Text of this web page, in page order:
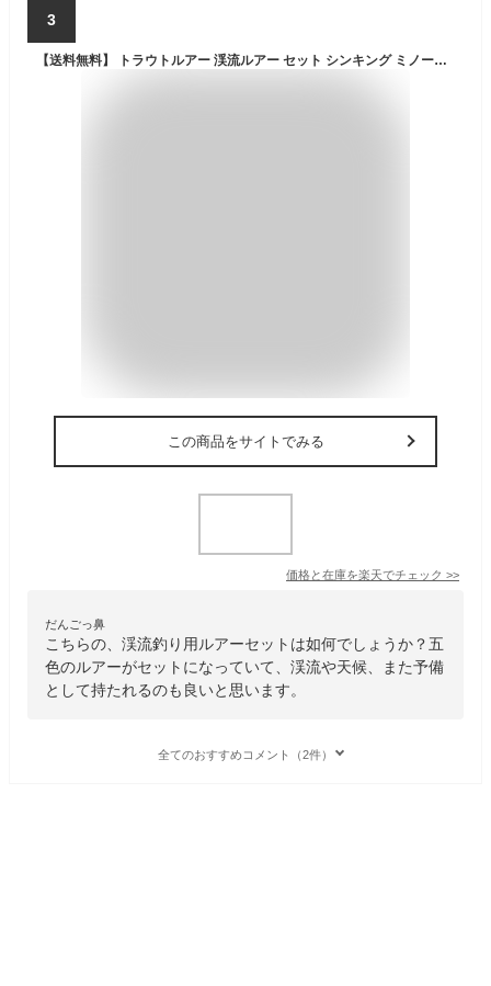
3
【送料無料】 トラウトルアー 渓流ルアー セット シンキング ミノーセット 5cm 5.5g 50mm シャッド ディープ 管釣り 管理釣場 エリアトラウト トラウト 渓流 ルアー ミノー シンキングミノー ヤマメ ニジマス イワナ サクラマス アマゴ 釣れる 本流 中流 安い タックルタイム
この商品をサイトでみる
価格と在庫を楽天でチェック >>
だんごっ鼻
こちらの、渓流釣り用ルアーセットは如何でしょうか？五
色のルアーがセットになっていて、渓流や天候、また予備
として持たれるのも良いと思います。
全てのおすすめコメント（2件）